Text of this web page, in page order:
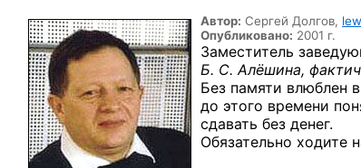
Автор: Сергей Долгов,
Опубликовано: 2001 г.
Заместитель
Б. С. Алёшина,
Без памяти влюблен
до этого времени
сдавать без денег.
Обязательно ходите